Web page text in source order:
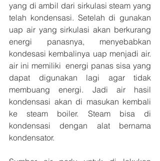
yang di ambil dari sirkulasi steam yang
telah kondensasi. Setelah di gunakan
uap air yang sirkulasi akan berkurang
energi panasnya, menyebabkan
kondesasi kembalinya uap menjadi air.
air ini memiliki  energi panas sisa yang
dapat digunakan lagi agar tidak
membuang energi. Jadi air hasil
kondensasi akan di masukan kembali
ke steam boiler. Steam bisa di
kondensasi dengan alat bernama
kondensator.